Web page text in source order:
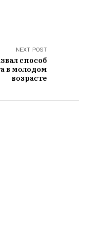
NEXT POST
способ
в молодом
возрасте